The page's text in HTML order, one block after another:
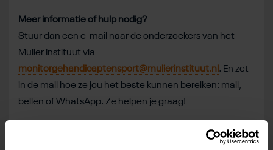
Meer informatie of hulp nodig?
Stuur dan een e-mail naar de onderzoekers van het
Mulier Instituut via
monitorgehandicaptensport@mulierinstituut.nl . En zet
in de mail hoe ze jou het beste kunnen bereiken: mail,
bellen of WhatsApp. Ze helpen je graag!